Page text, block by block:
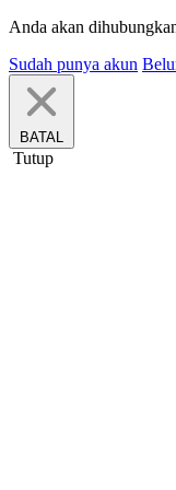
Anda akan
Sudah punya akun
BATAL
Tutup